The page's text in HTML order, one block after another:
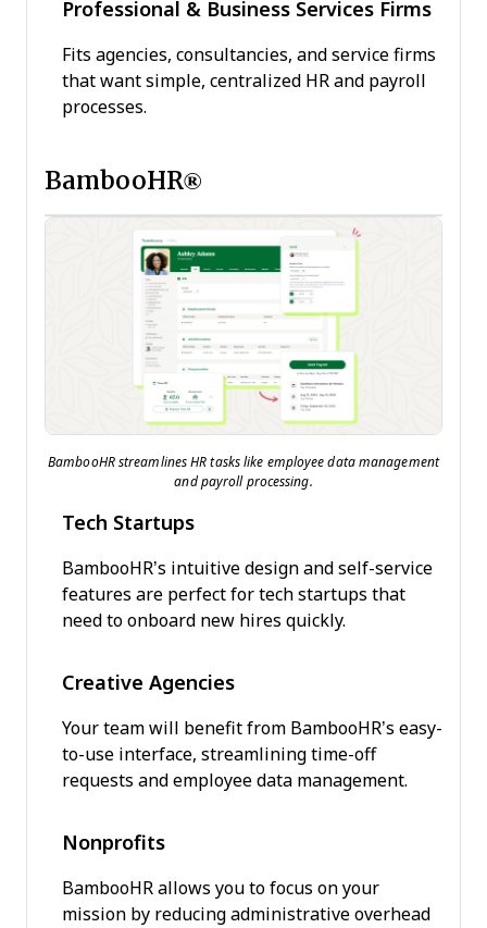
Professional & Business Services Firms
Fits agencies, consultancies, and service firms
that want simple, centralized HR and payroll
processes.
BambooHR®
BambooHR streamlines HR tasks like employee data management
and payroll processing.
Tech Startups
BambooHR’s intuitive design and self-service
features are perfect for tech startups that
need to onboard new hires quickly.
Creative Agencies
Your team will benefit from BambooHR’s easy-
to-use interface, streamlining time-off
requests and employee data management.
Nonprofits
BambooHR allows you to focus on your
mission by reducing administrative overhead